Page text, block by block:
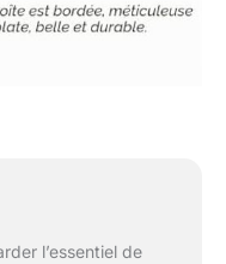
l’essentiel de